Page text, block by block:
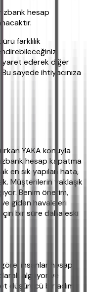
hesap
farklılık
ederek diğer
Bu sayede ihtiyacınıza
YAKA konuyla
hesap kapatma
en sık yapılan hata,
Müşterilerin yaklaşık
Benim önerim,
giden havaleleri
bir süre daha eski
göre, insanlar hesap
algılıyor ve
düşürücü bir adım.